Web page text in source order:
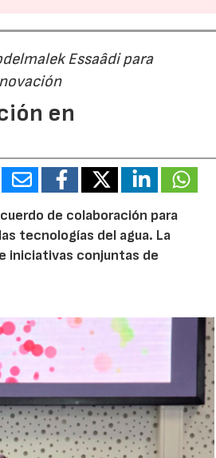
Essaâdi para
en
de colaboración para
tecnologías del agua. La
iniciativas conjuntas de
29/07/2026